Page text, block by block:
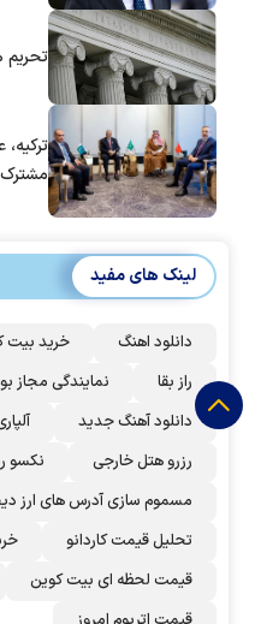
تحریم
لینک های مفید
دانلود اهنگ خرید بیت
راز بقا
نمایندگی مجاز
دانلود آهنگ جدید
رزرو هتل خارجی
نکسو
مسموم سازی آدرس های ارز
تحلیل قیمت کاردانو
قیمت لحظه ای بیت کوین